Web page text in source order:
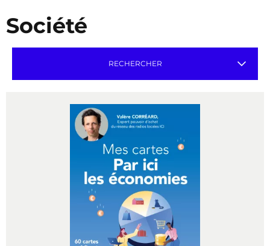
Société
RECHERCHER